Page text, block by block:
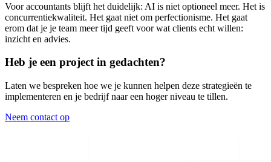
Voor accountants blijft het duidelijk: AI is niet optioneel meer. Het is
concurrentiekwaliteit. Het gaat niet om perfectionisme. Het gaat
erom dat je je team meer tijd geeft voor wat clients echt willen:
inzicht en advies.
Heb je een project in gedachten?
Laten we bespreken hoe we je kunnen helpen deze strategieën te
implementeren en je bedrijf naar een hoger niveau te tillen.
Neem contact op